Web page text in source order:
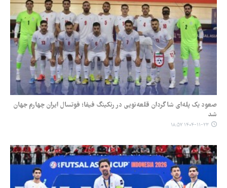
صعود یک پله‌ای شاگردان قلعه‌نویی در رنکینگ فیفا؛ فوتسال ایران چهارم جهان
شد
۱۴۰۴-۱۱-۲۳ ۱۸:۵۷